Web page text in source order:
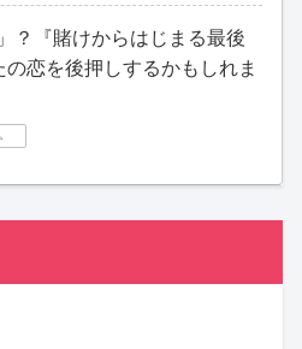
？『賭けからはじまる最後
恋を後押しするかもしれま